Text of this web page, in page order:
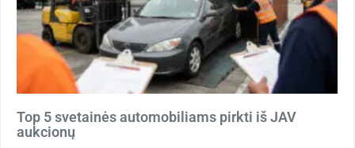
Top 5 svetainės automobiliams pirkti iš JAV
aukcionų